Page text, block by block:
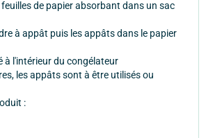
de papier absorbant dans un sac
à appât puis les appâts dans le papier
à l'intérieur du congélateur
les appâts sont à être utilisés ou
: